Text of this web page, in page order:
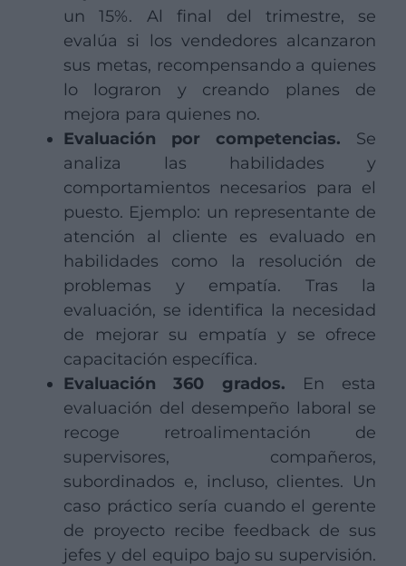
un 15%. Al final del trimestre, se
evalúa si los vendedores alcanzaron
sus metas, recompensando a quienes
lo lograron y creando planes de
mejora para quienes no.
Evaluación por competencias. Se
analiza las habilidades y
comportamientos necesarios para el
puesto. Ejemplo: un representante de
atención al cliente es evaluado en
habilidades como la resolución de
problemas y empatía. Tras la
evaluación, se identifica la necesidad
de mejorar su empatía y se ofrece
capacitación específica.
Evaluación 360 grados. En esta
evaluación del desempeño laboral se
recoge retroalimentación de
supervisores, compañeros,
subordinados e, incluso, clientes. Un
caso práctico sería cuando el gerente
de proyecto recibe feedback de sus
jefes y del equipo bajo su supervisión.